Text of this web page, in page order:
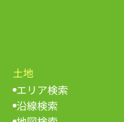
土地
エリア検索
沿線検索